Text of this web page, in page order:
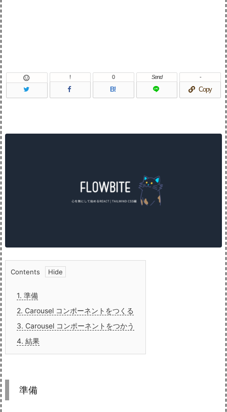
 !
B!
0 Send
Copy
-
Contents
1. 準備
2. Carousel コンポーネントをつくる
3. Carousel コンポーネントをつかう
4. 結果
準備